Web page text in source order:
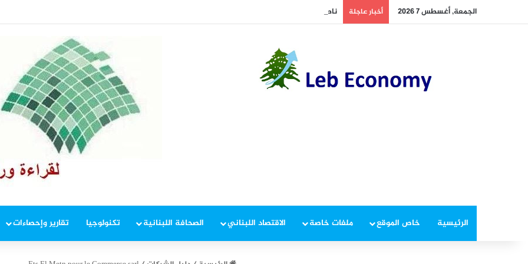
الجمعة, أغسطس 7 2026 أخبار عاجلة ناصر الدين يتفقد مستشفيين ويعد بزيادة التمويل
الرئيسية خاص الموقع ملفات خاصة الاقتصاد اللبناني الصحافة اللبنانية تكنولوجيا تقارير وإحصاءات